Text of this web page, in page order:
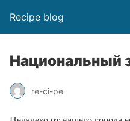
Recipe blog
Национальный
re-ci-pe